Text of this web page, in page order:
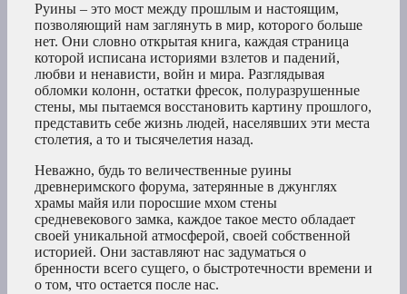
Руины – это мост между прошлым и настоящим,
позволяющий нам заглянуть в мир, которого больше
нет. Они словно открытая книга, каждая страница
которой исписана историями взлетов и падений,
любви и ненависти, войн и мира. Разглядывая
обломки колонн, остатки фресок, полуразрушенные
стены, мы пытаемся восстановить картину прошлого,
представить себе жизнь людей, населявших эти места
столетия, а то и тысячелетия назад.
Неважно, будь то величественные руины
древнеримского форума, затерянные в джунглях
храмы майя или поросшие мхом стены
средневекового замка, каждое такое место обладает
своей уникальной атмосферой, своей собственной
историей. Они заставляют нас задуматься о
бренности всего сущего, о быстротечности времени и
о том, что остается после нас.